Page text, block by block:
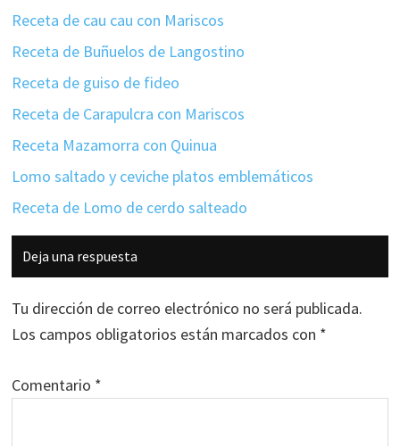
Receta de cau cau con Mariscos
Receta de Buñuelos de Langostino
Receta de guiso de fideo
Receta de Carapulcra con Mariscos
Receta Mazamorra con Quinua
Lomo saltado y ceviche platos emblemáticos
Receta de Lomo de cerdo salteado
Interacciones
con
los
lectores
Deja una respuesta
Tu dirección de correo electrónico no será publicada.
Los campos obligatorios están marcados con *
Comentario *